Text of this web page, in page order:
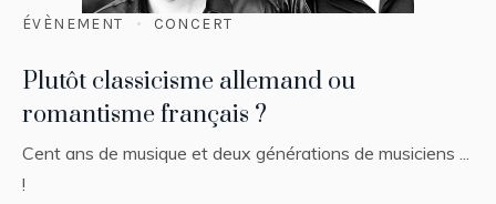
ÉVÈNEMENT CONCERT
Plutôt classicisme allemand ou
romantisme français ?
Cent ans de musique et deux générations de musiciens ...
!